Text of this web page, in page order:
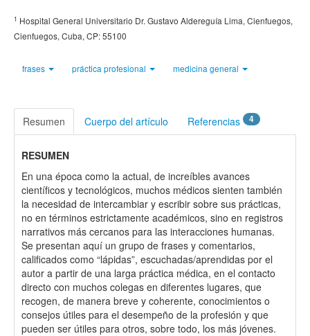
1 Hospital General Universitario Dr. Gustavo Aldereguía Lima, Cienfuegos,
Cienfuegos, Cuba, CP: 55100
frases práctica profesional medicina general
Resumen Cuerpo del artículo Referencias 4
RESUMEN
En una época como la actual, de increíbles avances
científicos y tecnológicos, muchos médicos sienten también
la necesidad de intercambiar y escribir sobre sus prácticas,
no en términos estrictamente académicos, sino en registros
narrativos más cercanos para las interacciones humanas.
Se presentan aquí un grupo de frases y comentarios,
calificados como “lápidas”, escuchadas/aprendidas por el
autor a partir de una larga práctica médica, en el contacto
directo con muchos colegas en diferentes lugares, que
recogen, de manera breve y coherente, conocimientos o
consejos útiles para el desempeño de la profesión y que
pueden ser útiles para otros, sobre todo, los más jóvenes.